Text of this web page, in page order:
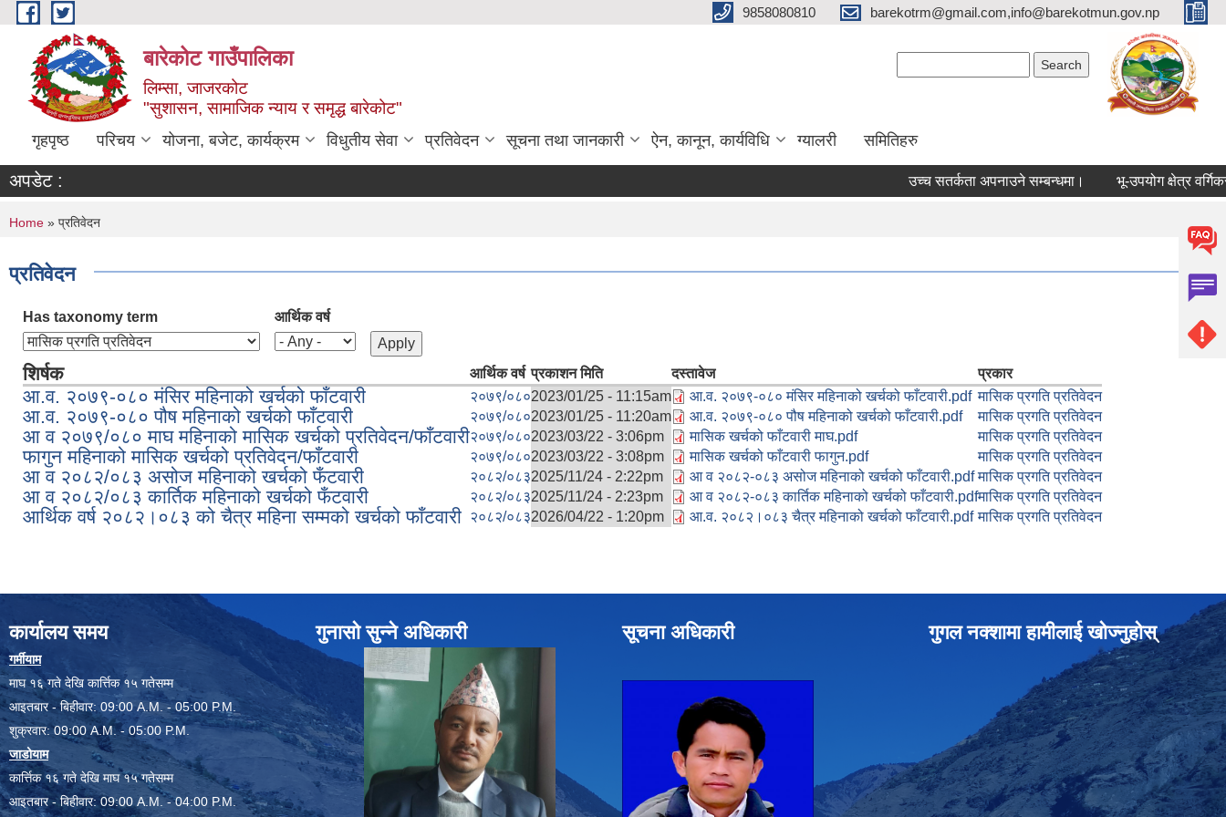
Skip to main content 9858080810 barekotrm@gmail.com,info@barekotmun.gov.np
बारेकोट गाउँपालिका
लिम्सा, जाजरकोट
"सुशासन, सामाजिक न्याय र समृद्ध बारेकोट"
गृहपृष्ठ परिचय योजना, बजेट, कार्यक्रम विधुतीय सेवा प्रतिवेदन सूचना तथा जानकारी ऐन, कानून, कार्यविधि ग्यालरी समितिहरु
अपडेट : उच्च सतर्कता अपनाउने सम्बन्धमा। भू-उपयोग क्षेत्र वर्गिकरण
You are here
Home » प्रतिवेदन
प्रतिवेदन
Has taxonomy term आर्थिक वर्ष
शिर्षक आर्थिक वर्ष प्रकाशन मिति दस्तावेज प्रकार
आ.व. २०७९-०८० मंसिर महिनाको खर्चको फाँटवारी २०७९/०८०2023/01/25 - 11:15am आ.व. २०७९-०८० मंसिर महिनाको खर्चको फाँटवारी.pdf मासिक प्रगति प्रतिवेदन
आ.व. २०७९-०८० पौष महिनाको खर्चको फाँटवारी २०७९/०८०2023/01/25 - 11:20am आ.व. २०७९-०८० पौष महिनाको खर्चको फाँटवारी.pdf मासिक प्रगति प्रतिवेदन
आ व २०७९/०८० माघ महिनाको मासिक खर्चको प्रतिवेदन/फाँटवारी२०७९/०८०2023/03/22 - 3:06pm मासिक खर्चको फाँटवारी माघ.pdf मासिक प्रगति प्रतिवेदन
फागुन महिनाको मासिक खर्चको प्रतिवेदन/फाँटवारी २०७९/०८०2023/03/22 - 3:08pm मासिक खर्चको फाँटवारी फागुन.pdf मासिक प्रगति प्रतिवेदन
आ व २०८२/०८३ असोज महिनाको खर्चको फँटवारी २०८२/०८३2025/11/24 - 2:22pm आ व २०८२-०८३ असोज महिनाको खर्चको फाँटवारी.pdf मासिक प्रगति प्रतिवेदन
आ व २०८२/०८३ कार्तिक महिनाको खर्चको फँटवारी २०८२/०८३2025/11/24 - 2:23pm आ व २०८२-०८३ कार्तिक महिनाको खर्चको फाँटवारी.pdfमासिक प्रगति प्रतिवेदन
आर्थिक वर्ष २०८२।०८३ को चैत्र महिना सम्मको खर्चको फाँटवारी २०८२/०८३2026/04/22 - 1:20pm आ.व. २०८२।०८३ चैत्र महिनाको खर्चको फाँटवारी.pdf मासिक प्रगति प्रतिवेदन
कार्यालय समय
गर्मीयाम
माघ १६ गते देखि कार्त्तिक १५ गतेसम्म
आइतबार - बिहीवार: 09:00 A.M. - 05:00 P.M.
शुक्रवार: 09:00 A.M. - 05:00 P.M.
जाडोयाम
कार्त्तिक १६ गते देखि माघ १५ गतेसम्म
आइतबार - बिहीवार: 09:00 A.M. - 04:00 P.M.
गुनासो सुन्ने अधिकारी सूचना अधिकारी गुगल नक्शामा हामीलाई खोज्नुहोस्